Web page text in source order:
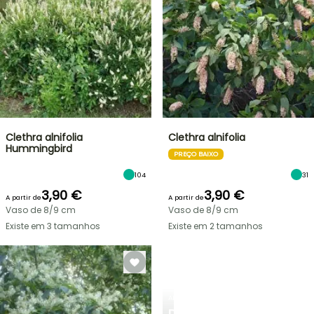
Clethra alnifolia
Hummingbird
104
A partir de3,90 €
Vaso de 8/9 cm
Existe em 3 tamanhos
Clethra alnifolia
PREÇO BAIXO
31
A partir de3,90 €
Vaso de 8/9 cm
Existe em 2 tamanhos